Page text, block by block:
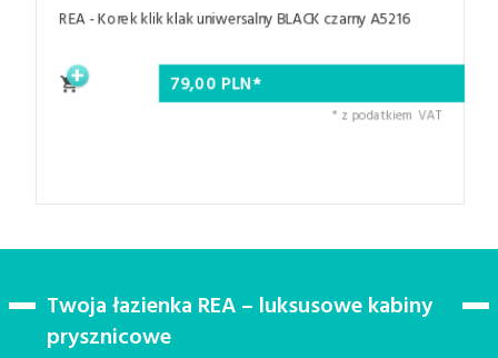
REA - Korek klik klak uniwersalny BLACK czarny A5216
79,00PLN*
* z podatkiem VAT
Twoja łazienka REA – luksusowe kabiny
prysznicowe